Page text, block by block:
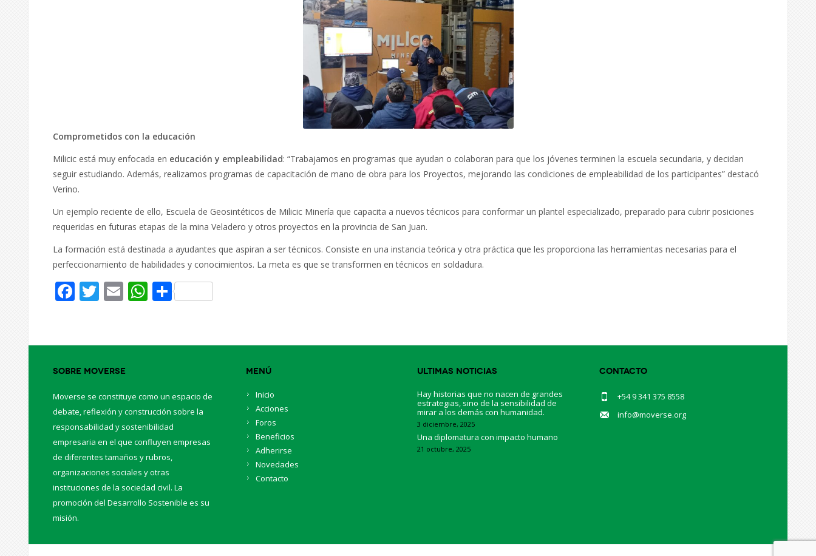
Comprometidos con la educación
Milicic está muy enfocada en educación y empleabilidad: “Trabajamos en programas que ayudan o colaboran para que los jóvenes terminen la escuela secundaria, y decidan
seguir estudiando. Además, realizamos programas de capacitación de mano de obra para los Proyectos, mejorando las condiciones de empleabilidad de los participantes” destacó
Verino.
Un ejemplo reciente de ello, Escuela de Geosintéticos de Milicic Minería que capacita a nuevos técnicos para conformar un plantel especializado, preparado para cubrir posiciones
requeridas en futuras etapas de la mina Veladero y otros proyectos en la provincia de San Juan.
La formación está destinada a ayudantes que aspiran a ser técnicos. Consiste en una instancia teórica y otra práctica que les proporciona las herramientas necesarias para el
perfeccionamiento de habilidades y conocimientos. La meta es que se transformen en técnicos en soldadura.
Facebook
Twitter
EmailWhatsApp
Share
Sobre Moverse
Moverse se constituye como un espacio de
debate, reflexión y construcción sobre la
responsabilidad y sostenibilidad
empresaria en el que confluyen empresas
de diferentes tamaños y rubros,
organizaciones sociales y otras
instituciones de la sociedad civil. La
promoción del Desarrollo Sostenible es su
misión.
Menú
Inicio
Acciones
Foros
Beneficios
Adherirse
Novedades
Contacto
Ultimas Noticias
Hay historias que no nacen de grandes
estrategias, sino de la sensibilidad de
mirar a los demás con humanidad.
3 diciembre, 2025
Una diplomatura con impacto humano
21 octubre, 2025
Contacto
+54 9 341 375 8558
info@moverse.org